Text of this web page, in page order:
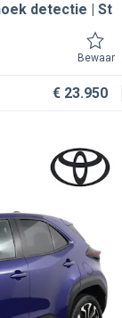
detectie | St
Bewaar
€ 23.950